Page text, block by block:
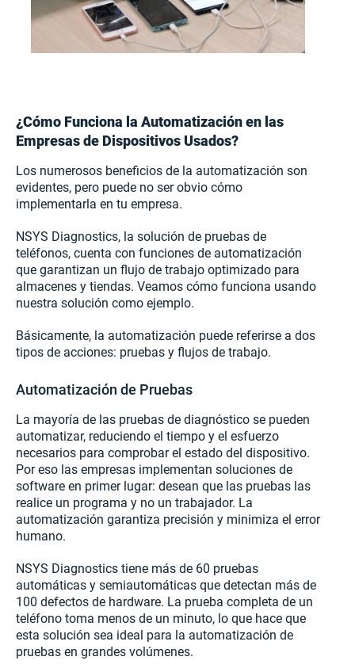
¿Cómo Funciona la Automatización en las
Empresas de Dispositivos Usados?
Los numerosos beneficios de la automatización son
evidentes, pero puede no ser obvio cómo
implementarla en tu empresa.
NSYS Diagnostics, la solución de pruebas de
teléfonos, cuenta con funciones de automatización
que garantizan un flujo de trabajo optimizado para
almacenes y tiendas. Veamos cómo funciona usando
nuestra solución como ejemplo.
Básicamente, la automatización puede referirse a dos
tipos de acciones: pruebas y flujos de trabajo.
Automatización de Pruebas
La mayoría de las pruebas de diagnóstico se pueden
automatizar, reduciendo el tiempo y el esfuerzo
necesarios para comprobar el estado del dispositivo.
Por eso las empresas implementan soluciones de
software en primer lugar: desean que las pruebas las
realice un programa y no un trabajador. La
automatización garantiza precisión y minimiza el error
humano.
NSYS Diagnostics tiene más de 60 pruebas
automáticas y semiautomáticas que detectan más de
100 defectos de hardware. La prueba completa de un
teléfono toma menos de un minuto, lo que hace que
esta solución sea ideal para la automatización de
pruebas en grandes volúmenes.